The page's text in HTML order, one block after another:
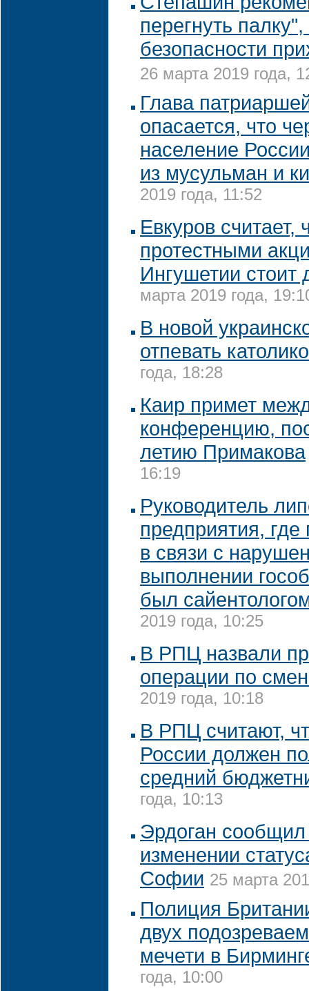
перегнуть
безопасности
26 марта 2019 года,
Глава
опасается, что
население
из мусульман и
2019 года, 11:52
Евкуров считает,
протестными
Ингушетии стоит
марта 2019 года,
В новой
отпевать
года, 18:28
Каир примет
конференцию,
летию Примакова
16:19
Руководитель
предприятия,
в связи с
выполнении
был
2019 года, 10:25
В РПЦ назвали
операции по
2019 года, 10:18
В РПЦ считают,
России должен
средний
года, 10:13
Эрдоган
изменении
Софии 25 марта
Полиция
двух
мечети в
года, 10:00